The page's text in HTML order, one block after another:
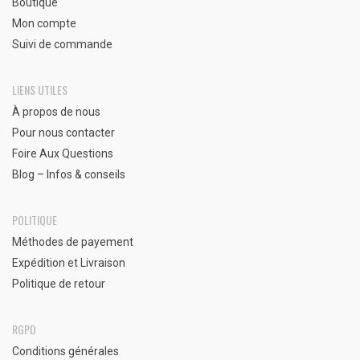
Mon compte
Suivi de commande
LIENS UTILES
À propos de nous
Pour nous contacter
Foire Aux Questions
Blog – Infos & conseils
POLITIQUE
Méthodes de payement
Expédition et Livraison
Politique de retour
RGPD
Conditions générales